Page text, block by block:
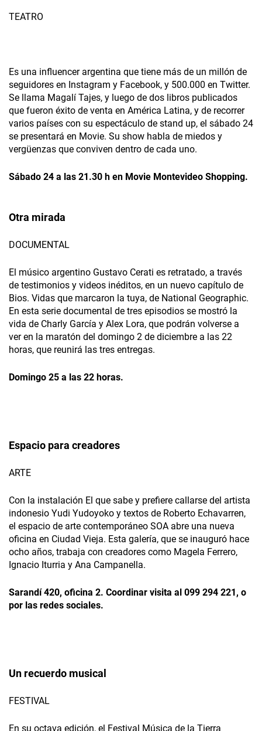
TEATRO
Es una influencer argentina que tiene más de un millón de
seguidores en Instagram y Facebook, y 500.000 en Twitter.
Se llama Magalí Tajes, y luego de dos libros publicados
que fueron éxito de venta en América Latina, y de recorrer
varios países con su espectáculo de stand up, el sábado 24
se presentará en Movie. Su show habla de miedos y
vergüenzas que conviven dentro de cada uno.
Sábado 24 a las 21.30 h en Movie Montevideo Shopping.
Otra mirada
DOCUMENTAL
El músico argentino Gustavo Cerati es retratado, a través
de testimonios y videos inéditos, en un nuevo capítulo de
Bios. Vidas que marcaron la tuya, de National Geographic.
En esta serie documental de tres episodios se mostró la
vida de Charly García y Alex Lora, que podrán volverse a
ver en la maratón del domingo 2 de diciembre a las 22
horas, que reunirá las tres entregas.
Domingo 25 a las 22 horas.
Espacio para creadores
ARTE
Con la instalación El que sabe y prefiere callarse del artista
indonesio Yudi Yudoyoko y textos de Roberto Echavarren,
el espacio de arte contemporáneo SOA abre una nueva
oficina en Ciudad Vieja. Esta galería, que se inauguró hace
ocho años, trabaja con creadores como Magela Ferrero,
Ignacio Iturria y Ana Campanella.
Sarandí 420, oficina 2. Coordinar visita al 099 294 221, o
por las redes sociales.
Un recuerdo musical
FESTIVAL
En su octava edición, el Festival Música de la Tierra